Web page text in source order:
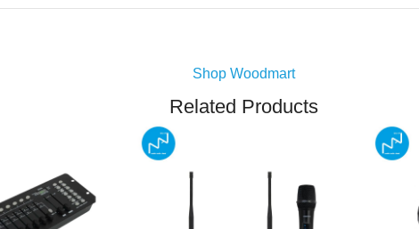
Shop Woodmart
Related Products